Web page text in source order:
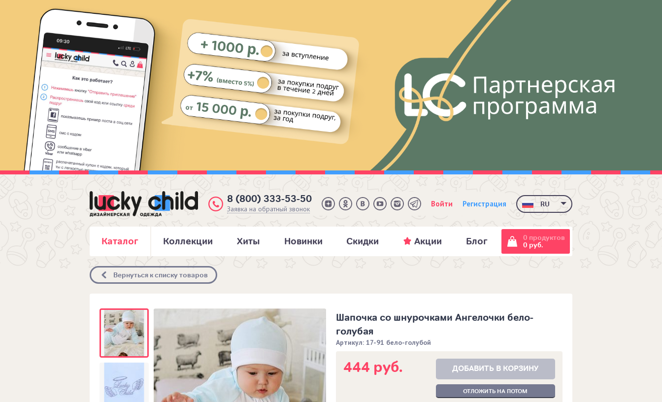
8 (800) 333-53-50
Заявка на обратный звонок
Войти Регистрация RU
Каталог Коллекции Хиты Новинки Скидки Акции Блог
0 продуктов
0 руб.
Вернуться к списку товаров
Шапочка со шнурочками Ангелочки бело-
голубая
Артикул: 17-91 бело-голубой
444 руб. ДОБАВИТЬ В КОРЗИНУ
ОТЛОЖИТЬ НА ПОТОМ